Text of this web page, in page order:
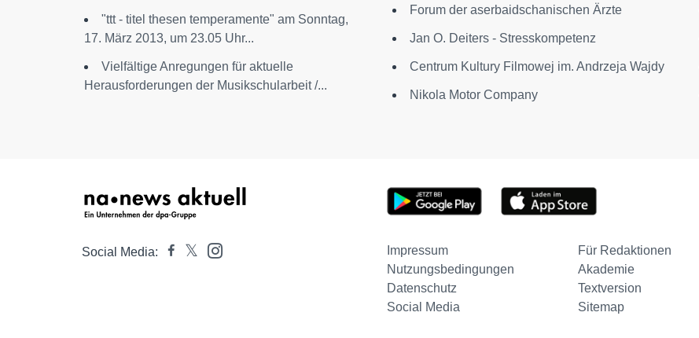
"ttt - titel thesen temperamente" am Sonntag,
17. März 2013, um 23.05 Uhr...
Vielfältige Anregungen für aktuelle
Herausforderungen der Musikschularbeit /...
Forum der aserbaidschanischen Ärzte
Jan O. Deiters - Stresskompetenz
Centrum Kultury Filmowej im. Andrzeja Wajdy
Nikola Motor Company
Social Media: Impressum Für Redaktionen
Nutzungsbedingungen
Akademie
Datenschutz
Textversion
Social Media
Sitemap